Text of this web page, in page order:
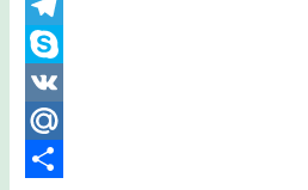
Viber
Telegram
Skype
VK
Mail.Ru